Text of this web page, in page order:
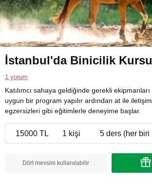
İstanbul'da Binicilik Kursu
1 yorum
Katılımcı sahaya geldiğinde gerekli
uygun bir program yapılır ardından at ile
egzersizleri gibi eğitimlerle deneyime başlar.
15000 TL 1 kişi 5 ders (her biri
Dört mevsim kullanılabilir